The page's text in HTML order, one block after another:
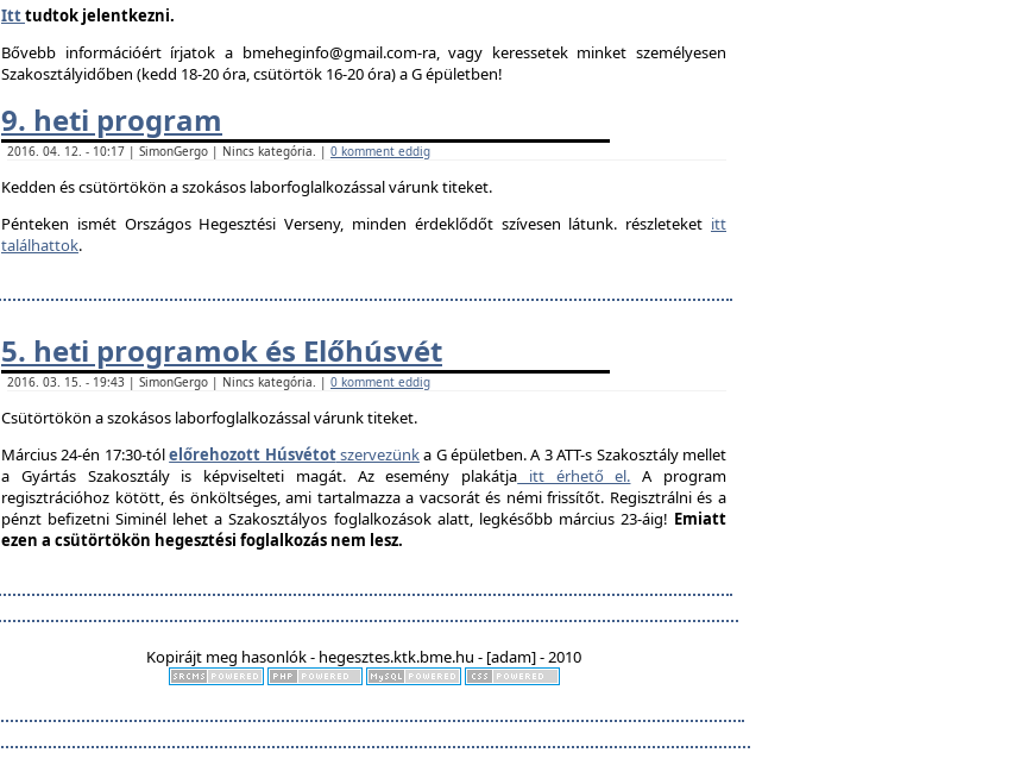
Itttudtok jelentkezni.
Bővebb információért írjatok a bmeheginfo@gmail.com-ra, vagy keressetek minket személyesen
Szakosztályidőben (kedd 18-20 óra, csütörtök 16-20 óra) a G épületben!
9. heti program
2016. 04. 12. - 10:17 | SimonGergo | Nincs kategória. | 0 komment eddig
Kedden és csütörtökön a szokásos laborfoglalkozással várunk titeket.
Pénteken ismét Országos Hegesztési Verseny, minden érdeklődőt szívesen látunk. részleteket itt
találhattok.
5. heti programok és Előhúsvét
2016. 03. 15. - 19:43 | SimonGergo | Nincs kategória. | 0 komment eddig
Csütörtökön a szokásos laborfoglalkozással várunk titeket.
Március 24-én 17:30-tólelőrehozott Húsvétotszervezünka G épületben. A 3 ATT-s Szakosztály mellet
a Gyártás Szakosztály is képviselteti magát. Az esemény plakátja itt érhető el. A program
regisztrációhoz kötött, és önköltséges, ami tartalmazza a vacsorát és némi frissítőt. Regisztrálni és a
pénzt befizetni Siminél lehet a Szakosztályos foglalkozások alatt, legkésőbb március 23-áig! Emiatt
ezen a csütörtökön hegesztési foglalkozás nem lesz.
Kopirájt meg hasonlók - hegesztes.ktk.bme.hu - [adam] - 2010